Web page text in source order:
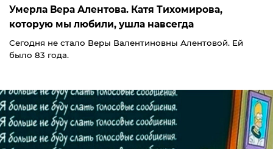
Умерла Вера Алентова. Катя Тихомирова,
которую мы любили, ушла навсегда
Сегодня не стало Веры Валентиновны Алентовой. Ей
было 83 года.